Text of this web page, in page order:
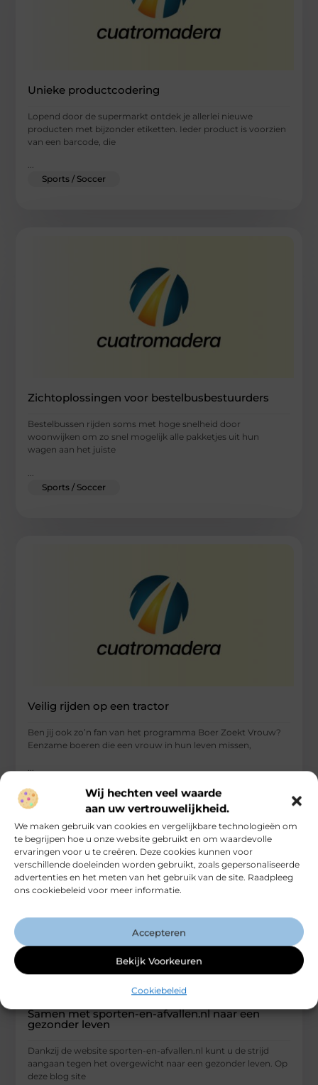
Wij hechten veel waarde
aan uw vertrouwelijkheid.
We maken gebruik van cookies en vergelijkbare technologieën om
te begrijpen hoe u onze website gebruikt en om waardevolle
ervaringen voor u te creëren. Deze cookies kunnen voor
verschillende doeleinden worden gebruikt, zoals gepersonaliseerde
advertenties en het meten van het gebruik van de site. Raadpleeg
ons cookiebeleid voor meer informatie.
Accepteren
Bekijk Voorkeuren
Cookiebeleid
Unieke productcodering
Lopend door de supermarkt ontdek je allerlei nieuwe
producten met bijzonder etiketten. Ieder product is voorzien
van een barcode, die
...
Sports / Soccer
Zichtoplossingen voor bestelbusbestuurders
Bestelbussen rijden soms met hoge snelheid door
woonwijken om zo snel mogelijk alle pakketjes uit hun
wagen aan het juiste
Sports / Soccer
Veilig rijden op een tractor
Ben jij ook zo’n fan van het programma Boer Zoekt Vrouw?
Eenzame boeren die een vrouw in hun leven missen,
Samen met sporten-en-afvallen.nl naar een
gezonder leven
Dankzij de website sporten-en-afvallen.nl kunt u de strijd
aangaan tegen het overgewicht naar een gezonder leven. Op
deze blog site